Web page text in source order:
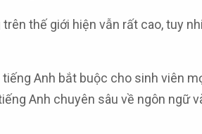
thế giới hiện vẫn rất cao, tuy
Anh bắt buộc cho sinh viên
Anh chuyên sâu về ngôn ngữ